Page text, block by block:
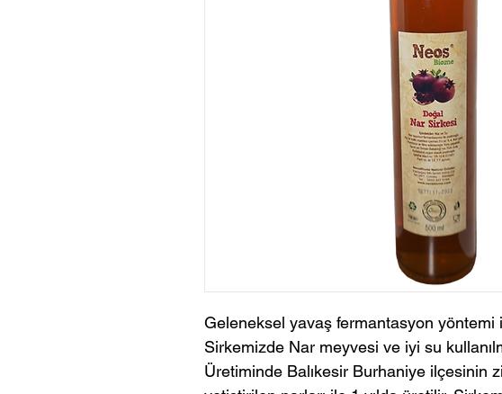
Geleneksel yavaş fermantasyon yöntemi
Sirkemizde Nar meyvesi ve iyi su
Üretiminde Balıkesir Burhaniye ilçesinin